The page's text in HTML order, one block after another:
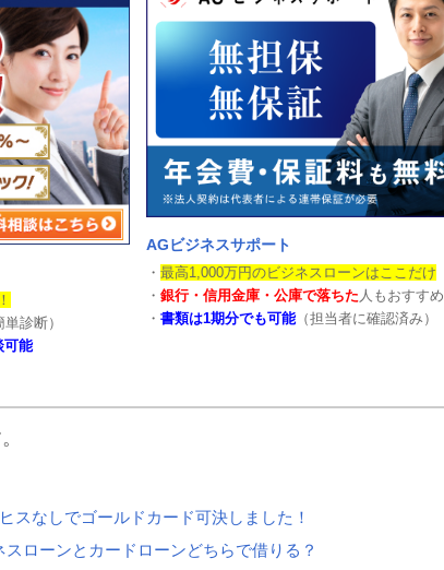
診断）
可能
AGビジネスサポート
・ 最高1,000万円のビジネスローンはここだけ
・ 銀行・信用金庫・公庫で落ちた 人もおすすめ
・ 書類は1期分でも可能 （担当者に確認済み）
スなしでゴールドカード可決しました！
スローンとカードローンどちらで借りる？